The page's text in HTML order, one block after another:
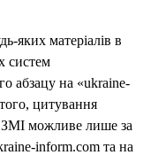
яких матеріалів в
систем
абзацу на «ukraine-
цитування
ЗМІ можливе лише за
inform.com та на